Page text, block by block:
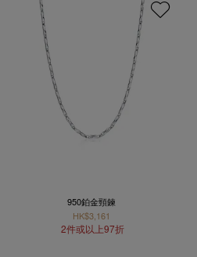
950鉑金頸鍊
HK$3,161
2件或以上97折